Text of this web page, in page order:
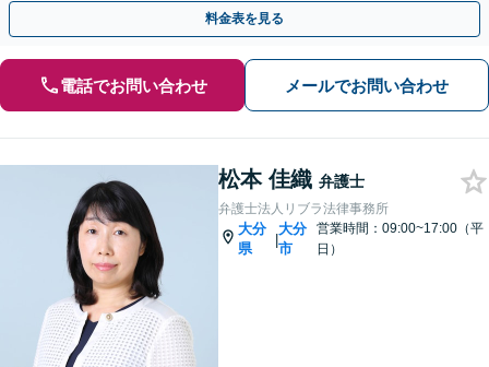
料金表を見る
電話でお問い合わせ メールでお問い合わせ
松本 佳織 弁護士
弁護士法人リブラ法律事務所
大分
県
|
大分
市
営業時間：09:00~17:00（平
日）